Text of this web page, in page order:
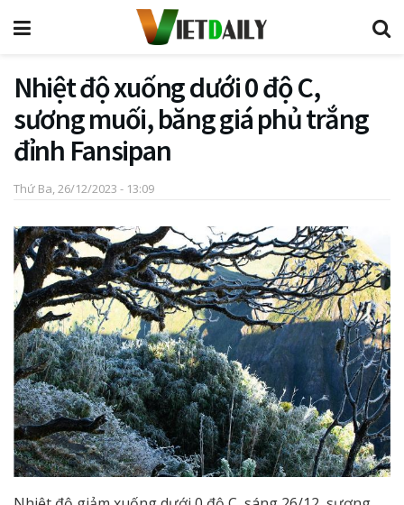
Nhiệt độ xuống dưới 0 độ C,
sương muối, băng giá phủ trắng
đỉnh Fansipan
Thứ Ba, 26/12/2023 - 13:09